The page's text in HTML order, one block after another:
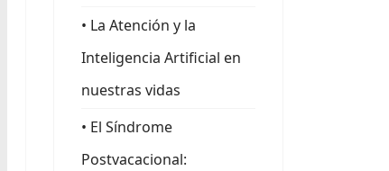
• La Atención y la
Inteligencia Artificial en
nuestras vidas
• El Síndrome
Postvacacional: